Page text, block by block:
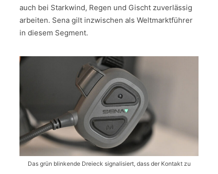
auch bei Starkwind, Regen und Gischt zuverlässig
arbeiten. Sena gilt inzwischen als Weltmarktführer
in diesem Segment.
Das grün blinkende Dreieck signalisiert, dass der Kontakt zu